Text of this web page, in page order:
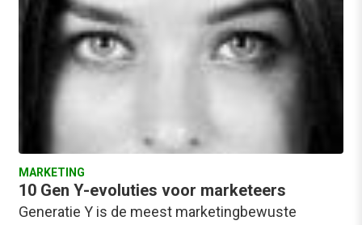
MARKETING
10 Gen Y-evoluties voor marketeers
Generatie Y is de meest marketingbewuste